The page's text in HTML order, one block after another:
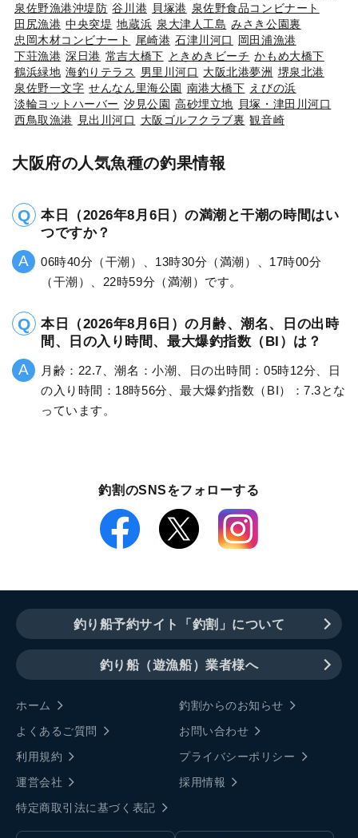
泉佐野漁港沖堤防 谷川港 貝塚港 泉佐野食品コンビナート
田尻漁港 中央突堤 地蔵浜 泉大津人工島 みさき公園裏
忠岡木材コンビナート
尾崎港 石津川河口
岡田浦漁港
下荘漁港 深日港 常吉大橋下 ときめきビーチ かもめ大橋下
鶴浜緑地 海釣りテラス 男里川河口 大阪北港夢洲 堺泉北港
泉佐野一文字 せんなん里海公園 南港大橋下 えびの浜
淡輪ヨットハーバー 汐見公園 高砂埋立地 貝塚・津田川河口
西鳥取漁港
見出川河口 大阪ゴルフクラブ裏 観音崎
大阪府の人気魚種の釣果情報
本日（2026年8月6日）の満潮と干潮の時間はい
つですか？
06時40分（干潮）、13時30分（満潮）、17時00分
（干潮）、22時59分（満潮）です。
本日（2026年8月6日）の月齢、潮名、日の出時
間、日の入り時間、最大爆釣指数（BI）は？
月齢：22.7、潮名：小潮、日の出時間：05時12分、日
の入り時間：18時56分、最大爆釣指数（BI）：7.3とな
っています。
釣割のSNSをフォローする
釣り船予約サイト「釣割」について
釣り船（遊漁船）業者様へ
ホーム
釣割からのお知らせ
よくあるご質問
お問い合わせ
利用規約
プライバシーポリシー
運営会社
採用情報
特定商取引法に基づく表記